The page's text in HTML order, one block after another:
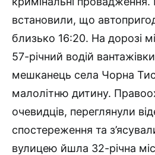
встановили, що
близько 16:20. На дорозі
57-річний водій
мешканець села Чорна
малолітню дитину.
очевидців, переглянули
спостереження та
вулицею йшла 32-річна